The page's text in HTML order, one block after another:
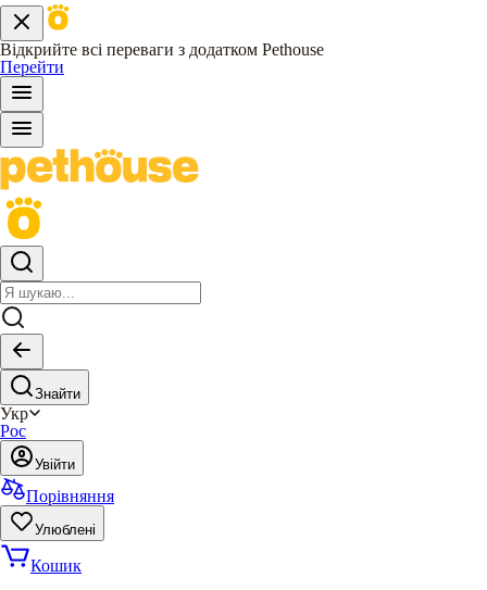
Відкрийте всі переваги з додатком Pethouse
Перейти
Знайти
Укр
Рос
Увійти
Порівняння
Улюблені
Кошик